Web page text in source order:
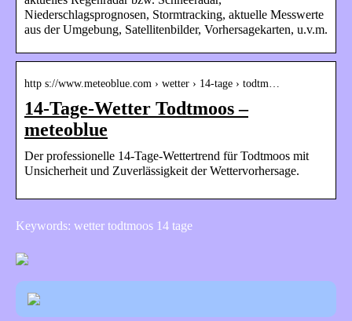
Niederschlagsprognosen, Stormtracking, aktuelle Messwerte
aus der Umgebung, Satellitenbilder, Vorhersagekarten, u.v.m.
http s://www.meteoblue.com › wetter › 14-tage › todtm…
14-Tage-Wetter Todtmoos –
meteoblue
Der professionelle 14-Tage-Wettertrend für Todtmoos mit
Unsicherheit und Zuverlässigkeit der Wettervorhersage.
Keywords: wetter todtmoos 14 tage